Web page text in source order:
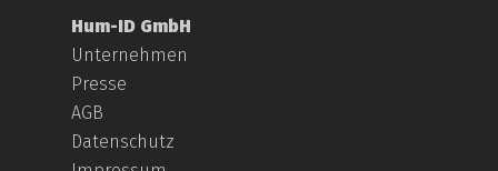
Hum-ID GmbH
Unternehmen
Presse
AGB
Datenschutz